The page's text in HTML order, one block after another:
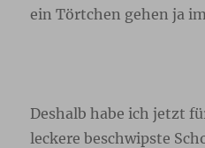
ein Törtchen gehen ja
Deshalb habe ich jetzt
leckere beschwipste